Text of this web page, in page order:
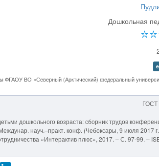
Дошкольная
ФГАОУ ВО «Северный (Арктический) федеральный
ГОСТ
дошкольного возраста: сборник трудов
науч.–практ. конф. (Чебоксары, 9 июля 2017
«Интерактив плюс», 2017. – С. 97-99. –